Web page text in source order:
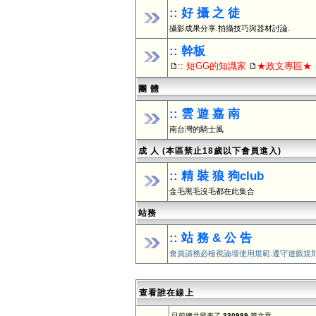
:: 好 攝 之 徒
攝影成果分享.拍攝技巧與器材討論.
:: 幹板
:: 短GG的知識家 ★政文專區★
團 體
:: 雲 遊 嘉 南
南台灣的騎士風
成 人 (本區禁止18歲以下會員進入)
:: 精 裝 狼 狗club
金毛黑毛沒毛都在此集合
站務
:: 站 務 & 公 告
會員請務必檢視論壇使用規範.遵守遊戲規
查看誰在線上